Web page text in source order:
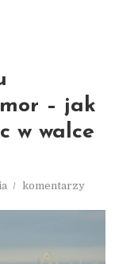
– jak
w walce
komentarzy